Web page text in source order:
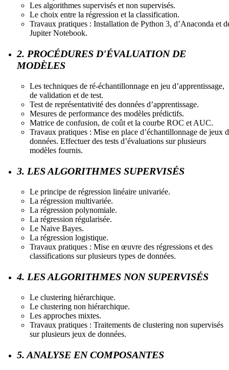
Les algorithmes supervisés et non supervisés.
Le choix entre la régression et la classification.
Travaux pratiques : Installation de Python 3, d’Anaconda et
Jupiter Notebook.
2. PROCÉDURES D'ÉVALUATION DE
MODÈLES
Les techniques de ré-échantillonnage en jeu d’apprentissage,
de validation et de test.
Test de représentativité des données d’apprentissage.
Mesures de performance des modèles prédictifs.
Matrice de confusion, de coût et la courbe ROC et AUC.
Travaux pratiques : Mise en place d’échantillonnage de jeux
données. Effectuer des tests d’évaluations sur plusieurs
modèles fournis.
3. LES ALGORITHMES SUPERVISÉS
Le principe de régression linéaire univariée.
La régression multivariée.
La régression polynomiale.
La régression régularisée.
Le Naive Bayes.
La régression logistique.
Travaux pratiques : Mise en œuvre des régressions et des
classifications sur plusieurs types de données.
4. LES ALGORITHMES NON SUPERVISÉS
Le clustering hiérarchique.
Le clustering non hiérarchique.
Les approches mixtes.
Travaux pratiques : Traitements de clustering non supervisés
sur plusieurs jeux de données.
5. ANALYSE EN COMPOSANTES